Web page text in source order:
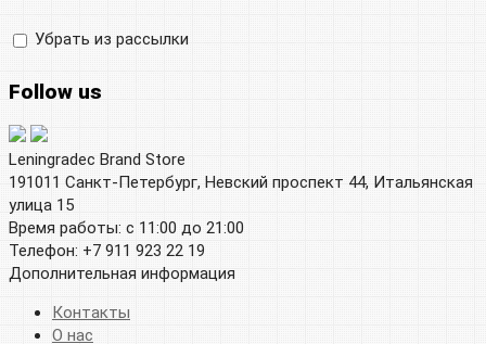
Убрать из рассылки
Follow us
Leningradec Brand Store
191011 Санкт-Петербург, Невский проспект 44, Итальянская
улица 15
Время работы: с 11:00 до 21:00
Телефон: +7 911 923 22 19
Дополнительная информация
Контакты
О нас